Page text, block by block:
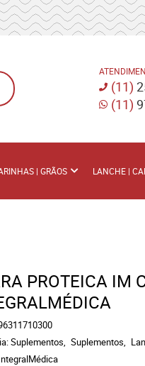
(11)
(11)
| GRÃOS LANCHE |
PROTEICA IM
Suplementos Suplementos